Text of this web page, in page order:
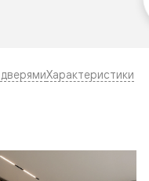
Характеристики